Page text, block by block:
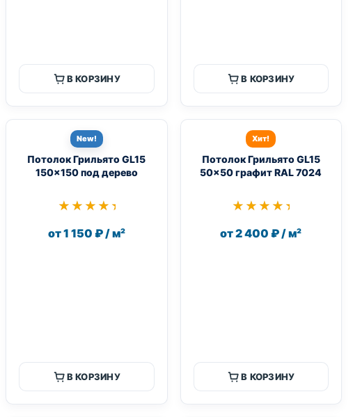
В КОРЗИНУ В КОРЗИНУ
New!
Потолок Грильято GL15
150×150 под дерево
★★★★★
★★★★★
от 1 150 ₽ / м²
В КОРЗИНУ
Хит!
Потолок Грильято GL15
50×50 графит RAL 7024
★★★★★
★★★★★
от 2 400 ₽ / м²
В КОРЗИНУ